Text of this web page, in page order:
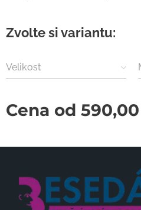
Zvolte si variantu:
Velikost
Cena od 590,00